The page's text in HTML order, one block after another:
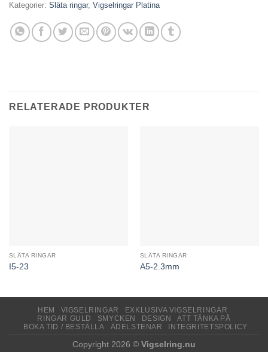
Kategorier: Släta ringar, Vigselringar Platina
RELATERADE PRODUKTER
SLÄTA RINGAR
I5-23
SLÄTA RINGAR
A5-2.3mm
HEM VIGSELRINGAR
EXKLUSIVA VIGSELRINGAR
RINGAR GULD
SMYCKEN DESIGN
ATT TÄNKA PÅ
BOKA TID / BESTÄLLA
ÄDELSTENAR INTEGRITETSPOLICY
Copyright 2026 © Vigselring.nu